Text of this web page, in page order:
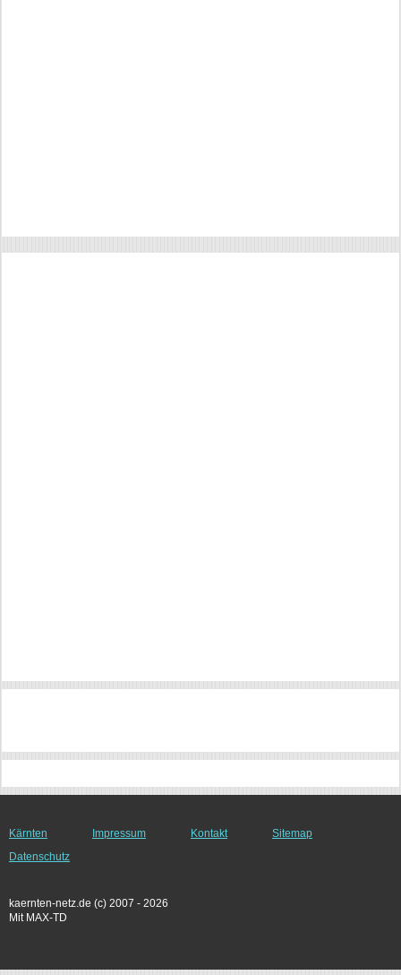
Kärnten Impressum Kontakt
Sitemap
Datenschutz
kaernten-netz.de (c) 2007 - 2026
Mit MAX-TD